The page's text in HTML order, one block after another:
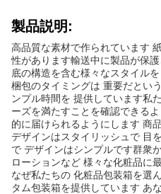
製品説明:
高品質な素材で作られています
性があります輸送中に製品が保
底の構造を含む様々なスタイル
梱包のタイミングは 重要だとい
ンプル時間を 提供しています私
ーズを満たすことを確認できる
的に届けられるようにします 商
デザインはスタイリッシュで 目
で デザインはシンプルです群衆
ローションなど 様々な化粧品に
なぜ私たちの 化粧品包装箱を選
タム包装箱を提供しています あ